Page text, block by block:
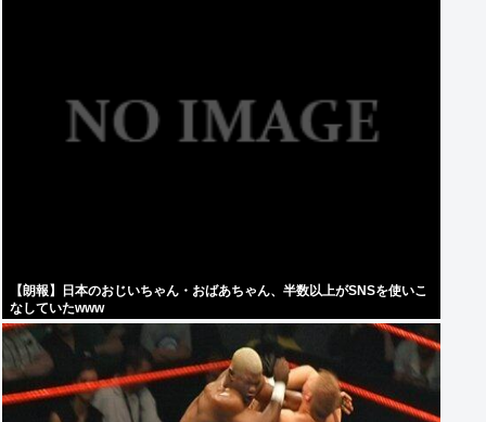
【朗報】日本のおじいちゃん・おばあちゃん、半数以上がSNSを使いこ
なしていたwww